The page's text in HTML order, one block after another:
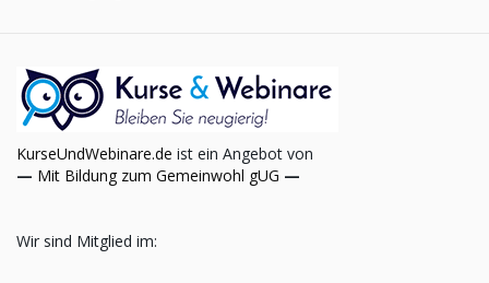
KurseUndWebinare.de ist ein Angebot von
— Mit Bildung zum Gemeinwohl gUG —
Wir sind Mitglied im: